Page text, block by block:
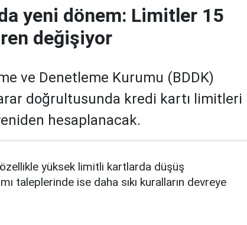
yeni dönem: Limitler 15
değişiyor
ve Denetleme Kurumu (BDDK)
doğrultusunda kredi kartı limitleri
hesaplanacak.
yüksek limitli kartlarda düşüş
taleplerinde ise daha sıkı kuralların devreye